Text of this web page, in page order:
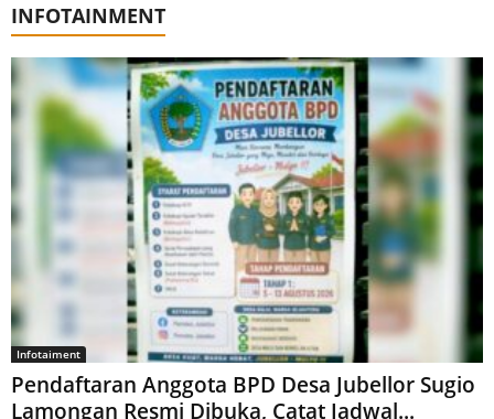
INFOTAINMENT
Infotaiment
Pendaftaran Anggota BPD Desa Jubellor Sugio
Lamongan Resmi Dibuka, Catat Jadwal...